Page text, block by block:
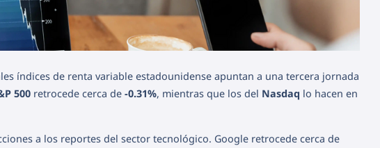
índices de renta variable estadounidense apuntan a una tercera jornada
500 retrocede cerca de -0.31%, mientras que los del Nasdaq lo hacen en
a los reportes del sector tecnológico. Google retrocede cerca de